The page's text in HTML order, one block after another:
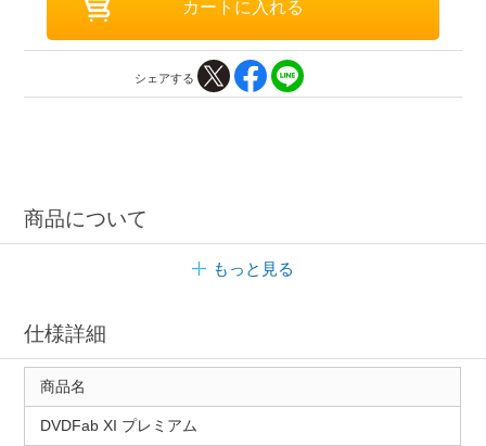
シェアする
商品について
もっと見る
仕様詳細
商品名
DVDFab XI プレミアム